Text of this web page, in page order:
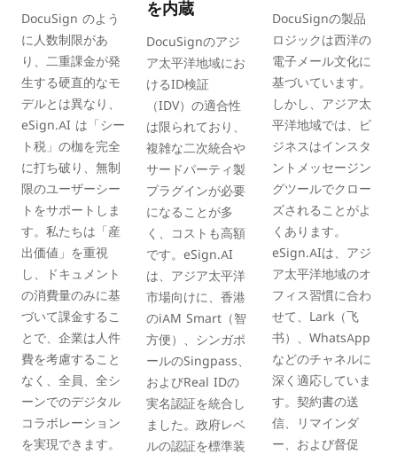
DocuSign のよう
に人数制限があ
り、二重課金が発
生する硬直的なモ
デルとは異なり、
eSign.AI は「シー
ト税」の枷を完全
に打ち破り、無制
限のユーザーシー
トをサポートしま
す。私たちは「産
出価値」を重視
し、ドキュメント
の消費量のみに基
づいて課金するこ
とで、企業は人件
費を考慮すること
なく、全員、全シ
ーンでのデジタル
コラボレーション
を実現できます。
を内蔵
DocuSignのアジ
ア太平洋地域にお
けるID検証
（IDV）の適合性
は限られており、
複雑な二次統合や
サードパーティ製
プラグインが必要
になることが多
く、コストも高額
です。eSign.AI
は、アジア太平洋
市場向けに、香港
のiAM Smart（智
方便）、シンガポ
ールのSingpass、
およびReal IDの
実名認証を統合し
ました。政府レベ
ルの認証を標準装
DocuSignの製品
ロジックは西洋の
電子メール文化に
基づいています。
しかし、アジア太
平洋地域では、ビ
ジネスはインスタ
ントメッセージン
グツールでクロー
ズされることがよ
くあります。
eSign.AIは、アジ
ア太平洋地域のオ
フィス習慣に合わ
せて、Lark（飞
书）、WhatsApp
などのチャネルに
深く適応していま
す。契約書の送
信、リマインダ
ー、および督促